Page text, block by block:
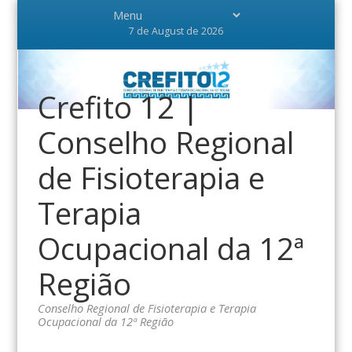
7 de August de 2026
Crefito 12 |
Conselho Regional
de Fisioterapia e
Terapia
Ocupacional da 12ª
Região
Conselho Regional de Fisioterapia e Terapia
Ocupacional da 12ª Região